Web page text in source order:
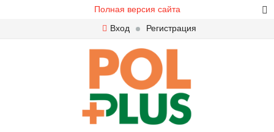
Полная версия сайта
Вход
Регистрация